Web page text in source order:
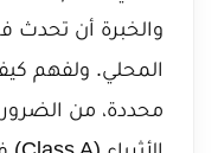
والخبرة أن تحدث
المحلي. ولفهم
محددة، من